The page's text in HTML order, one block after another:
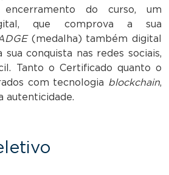
do curso, um
que comprova a sua
(medalha) também digital
conquista nas redes sociais,
Tanto o Certificado quanto o
com tecnologia blockchain,
autenticidade.